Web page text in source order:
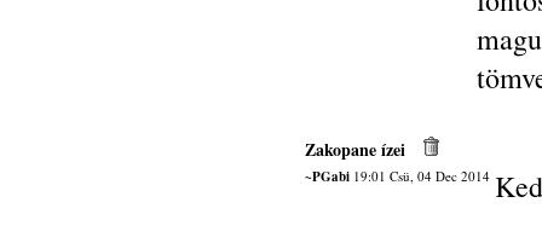
Zakopane ízei
~PGabi19:01 Csü, 04 Dec 2014